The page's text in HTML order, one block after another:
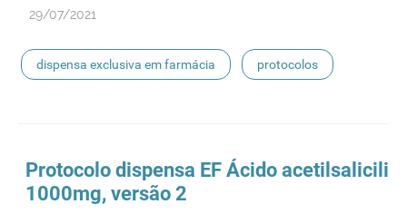
29/07/2021
dispensa exclusiva em farmácia protocolos
Protocolo dispensa EF Ácido
1000mg, versão 2